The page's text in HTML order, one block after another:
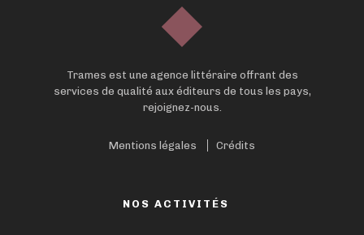
Trames est une agence littéraire offrant des
services de qualité aux éditeurs de tous les pays,
rejoignez-nous.
Mentions légales Crédits
NOS ACTIVITÉS